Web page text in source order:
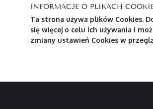
Projekt współfinansowany ze
Administracji i
INFORMACJE O PLIKACH
Ta strona używa plików Cookies.
się więcej o celu ich używania i
zmiany ustawień Cookies w